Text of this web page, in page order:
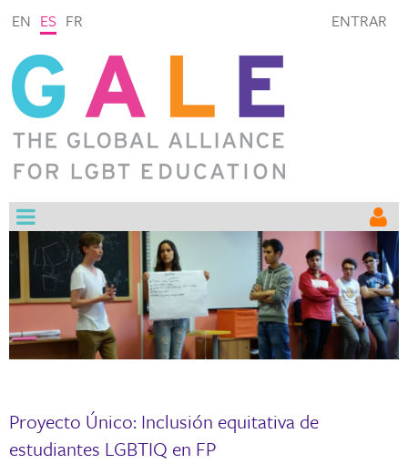
EN ES FR ENTRAR
Proyecto Único: Inclusión equitativa de
estudiantes LGBTIQ en FP